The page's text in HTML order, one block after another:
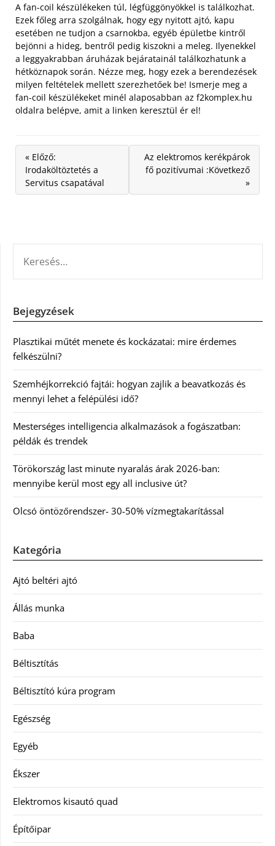
A fan-coil készülékeken túl, légfüggönyökkel is találkozhat.
Ezek főleg arra szolgálnak, hogy egy nyitott ajtó, kapu
esetében ne tudjon a csarnokba, egyéb épületbe kintről
bejönni a hideg, bentről pedig kiszokni a meleg. Ilyenekkel
a leggyakrabban áruházak bejáratainál találkozhatunk a
hétköznapok során. Nézze meg, hogy ezek a berendezések
milyen feltételek mellett szerezhetőek be! Ismerje meg a
fan-coil készülékeket minél alaposabban az f2komplex.hu
oldalra belépve, amit a linken keresztül ér el!
« Előző:
Irodaköltöztetés a
Servitus csapatával
Az elektromos kerékpárok
fő pozitívumai :Következő
»
Bejegyzések
Plasztikai műtét menete és kockázatai: mire érdemes
felkészülni?
Szemhéjkorrekció fajtái: hogyan zajlik a beavatkozás és
mennyi lehet a felépülési idő?
Mesterséges intelligencia alkalmazások a fogászatban:
példák és trendek
Törökország last minute nyaralás árak 2026-ban:
mennyibe kerül most egy all inclusive út?
Olcsó öntözőrendszer- 30-50% vízmegtakarítással
Kategória
Ajtó beltéri ajtó
Állás munka
Baba
Béltisztítás
Béltisztító kúra program
Egészség
Egyéb
Ékszer
Elektromos kisautó quad
Építőipar